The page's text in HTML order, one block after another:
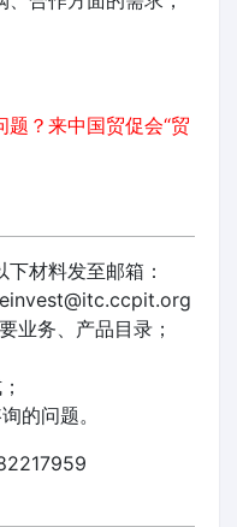
？来中国贸促会“贸
材料发至邮箱：
业务、产品目录；
的问题。